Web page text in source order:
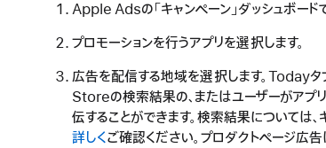
Apple Adsの「キャンペーン」ダッシュボード
プロモーションを行うアプリを選択します。
広告を配信する地域を選択します。Todayタ
Storeの検索結果の、またはユーザーがアプ
伝することができます。検索結果については
詳しくご確認ください。プロダクトページ広